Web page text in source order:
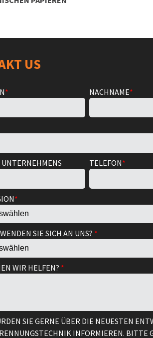
US
* NACHNAME*
UNTERNEHMENS TELEFON*
*
SIE SICH AN UNS? *
WIR HELFEN? *
SIE GERNE ÜBER DIE NEUESTEN
INFORMIEREN. BITTE